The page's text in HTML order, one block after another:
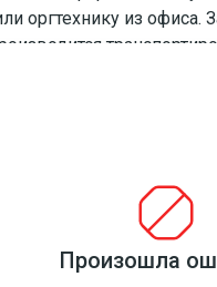
оргтехнику из офиса.
старой ванны?
груз
Произошла